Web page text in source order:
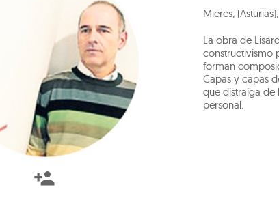
Mieres, (Asturias),
La obra de
constructivismo
forman
Capas y capas
que distraiga de
personal.